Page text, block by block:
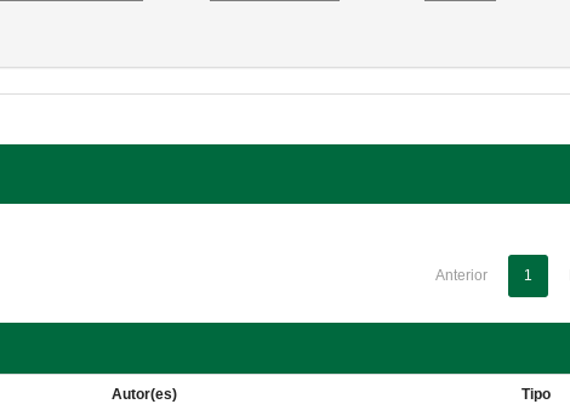
Anterior 1
Autor(es) Tipo